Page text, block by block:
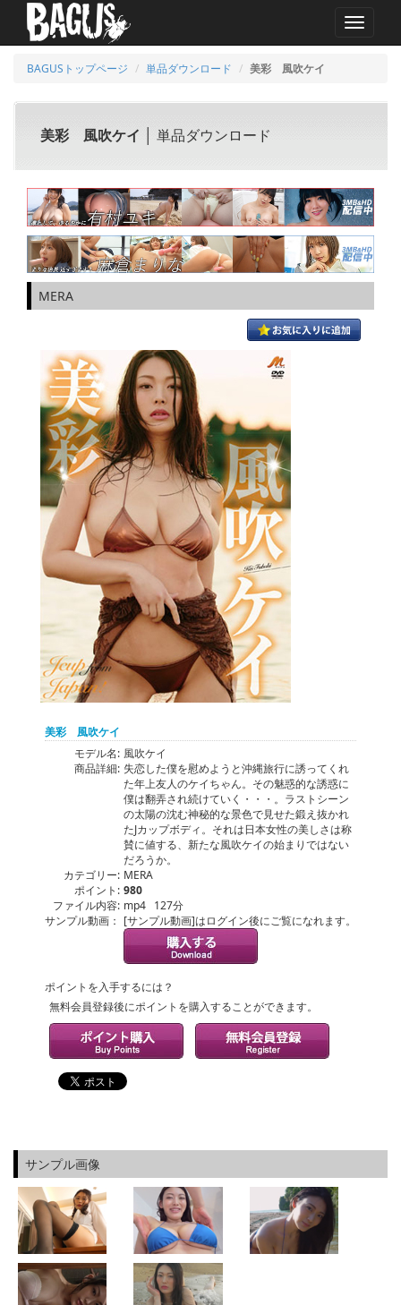
MENU
BAGUSトップページ 単品ダウンロード 美彩 風吹ケイ
美彩 風吹ケイ │ 単品ダウンロード
MERA
美彩 風吹ケイ
モデル名: 風吹ケイ
商品詳細: 失恋した僕を慰めようと沖縄旅行に誘ってくれ
た年上友人のケイちゃん。その魅惑的な誘惑に
僕は翻弄され続けていく・・・。ラストシーン
の太陽の沈む神秘的な景色で見せた鍛え抜かれ
たJカップボディ。それは日本女性の美しさは称
賛に値する、新たな風吹ケイの始まりではない
だろうか。
カテゴリー: MERA
ポイント: 980
ファイル内容: mp4 127分
サンプル動画： [サンプル動画]はログイン後にご覧になれます。
ポイントを入手するには？
無料会員登録後にポイントを購入することができます。
サンプル画像